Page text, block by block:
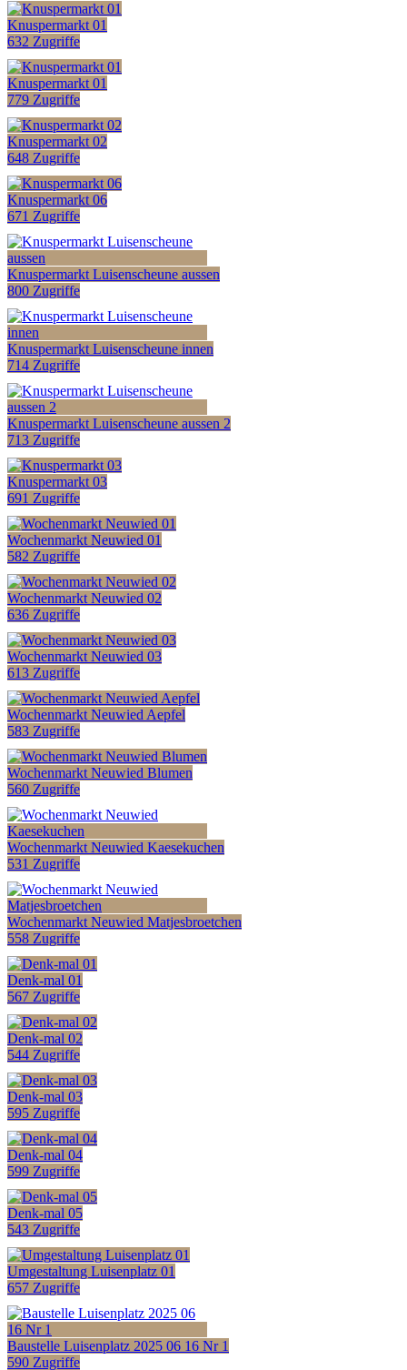
Knuspermarkt 01
632 Zugriffe
Knuspermarkt 01
779 Zugriffe
Knuspermarkt 02
648 Zugriffe
Knuspermarkt 06
671 Zugriffe
Knuspermarkt Luisenscheune aussen
800 Zugriffe
Knuspermarkt Luisenscheune innen
714 Zugriffe
Knuspermarkt Luisenscheune aussen 2
713 Zugriffe
Knuspermarkt 03
691 Zugriffe
Wochenmarkt Neuwied 01
582 Zugriffe
Wochenmarkt Neuwied 02
636 Zugriffe
Wochenmarkt Neuwied 03
613 Zugriffe
Wochenmarkt Neuwied Aepfel
583 Zugriffe
Wochenmarkt Neuwied Blumen
560 Zugriffe
Wochenmarkt Neuwied Kaesekuchen
531 Zugriffe
Wochenmarkt Neuwied Matjesbroetchen
558 Zugriffe
Denk-mal 01
567 Zugriffe
Denk-mal 02
544 Zugriffe
Denk-mal 03
595 Zugriffe
Denk-mal 04
599 Zugriffe
Denk-mal 05
543 Zugriffe
Umgestaltung Luisenplatz 01
657 Zugriffe
Baustelle Luisenplatz 2025 06 16 Nr 1
590 Zugriffe